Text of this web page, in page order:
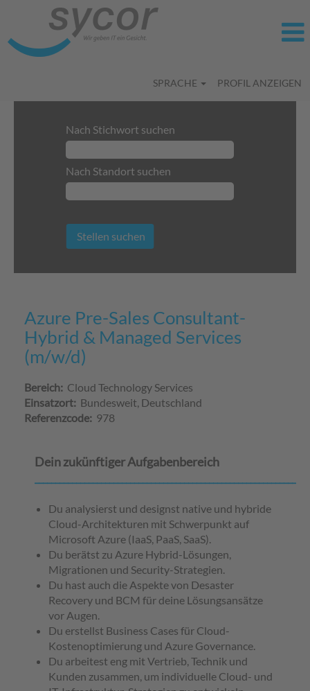
SPRACHE PROFIL ANZEIGEN
Nach Stichwort suchen
Nach Standort suchen
Azure Pre-Sales Consultant-
Hybrid & Managed Services
(m/w/d)
Bereich: Cloud Technology Services
Einsatzort: Bundesweit, Deutschland
Referenzcode: 978
Dein zukünftiger Aufgabenbereich
Du analysierst und designst native und hybride
Cloud-Architekturen mit Schwerpunkt auf
Microsoft Azure (IaaS, PaaS, SaaS).
Du berätst zu Azure Hybrid-Lösungen,
Migrationen und Security-Strategien.
Du hast auch die Aspekte von Desaster
Recovery und BCM für deine Lösungsansätze
vor Augen.
Du erstellst Business Cases für Cloud-
Kostenoptimierung und Azure Governance.
Du arbeitest eng mit Vertrieb, Technik und
Kunden zusammen, um individuelle Cloud- und